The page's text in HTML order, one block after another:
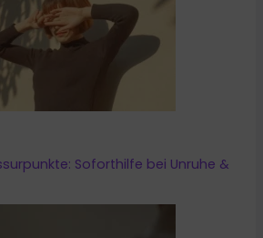
Soforthilfe bei Unruhe &